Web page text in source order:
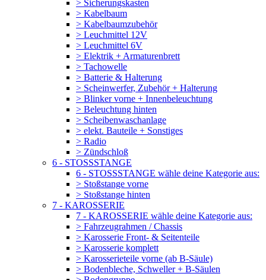
> Sicherungskasten
> Kabelbaum
> Kabelbaumzubehör
> Leuchmittel 12V
> Leuchmittel 6V
> Elektrik + Armaturenbrett
> Tachowelle
> Batterie & Halterung
> Scheinwerfer, Zubehör + Halterung
> Blinker vorne + Innenbeleuchtung
> Beleuchtung hinten
> Scheibenwaschanlage
> elekt. Bauteile + Sonstiges
> Radio
> Zündschloß
6 - STOSSSTANGE
6 - STOSSSTANGE wähle deine Kategorie aus:
> Stoßstange vorne
> Stoßstange hinten
7 - KAROSSERIE
7 - KAROSSERIE wähle deine Kategorie aus:
> Fahrzeugrahmen / Chassis
> Karosserie Front- & Seitenteile
> Karosserie komplett
> Karosserieteile vorne (ab B-Säule)
> Bodenbleche, Schweller + B-Säulen